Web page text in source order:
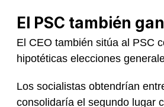
El PSC también
El CEO también sitúa al PSC
hipotéticas elecciones
Los socialistas obtendrían
consolidaría el segundo lugar